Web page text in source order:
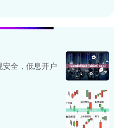
全，低息开户